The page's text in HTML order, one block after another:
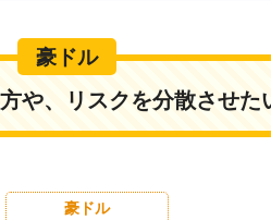
豪ドル
や、リスクを分散させた
豪ドル